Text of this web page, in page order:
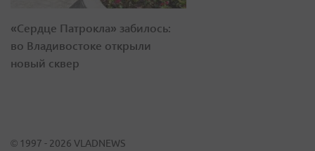
«Сердце Патрокла» забилось:
во Владивостоке открыли
новый сквер
© 1997 - 2026 VLADNEWS